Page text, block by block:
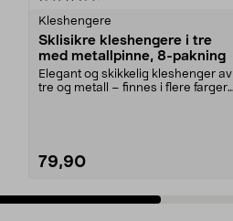
Kleshengere
Sklisikre kleshengere i tre
med metallpinne, 8-pakning
Elegant og skikkelig kleshenger av
tre og metall – finnes i flere farger.
79,90